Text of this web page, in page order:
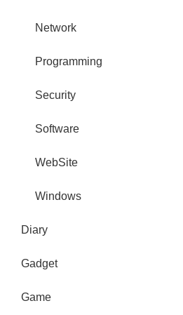
Network
Programming
Security
Software
WebSite
Windows
Diary
Gadget
Game